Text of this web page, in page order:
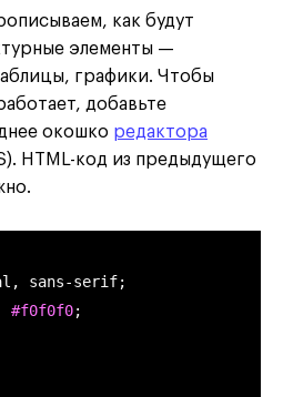
как будут
элементы —
графики. Чтобы
добавьте
окошко редактора
HTML-код из предыдущего
sans-serif;
#f0f0f0;